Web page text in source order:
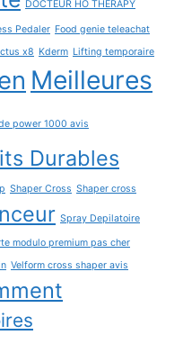
DOCTEUR HO THERAPY
Pedaler Food genie teleachat
x8 Kderm Lifting temporaire
Meilleures
power 1000 avis
Durables
Shaper Cross Shaper cross
Spray Depilatoire
modulo premium pas cher
Velform cross shaper avis